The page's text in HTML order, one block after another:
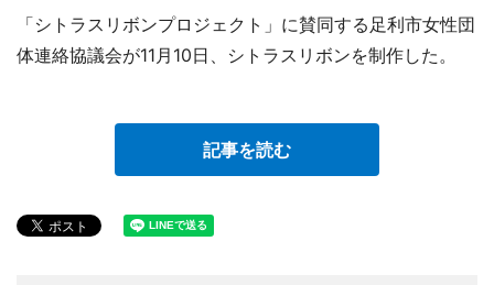
「シトラスリボンプロジェクト」に賛同する足利市女性団
体連絡協議会が11月10日、シトラスリボンを制作した。
記事を読む